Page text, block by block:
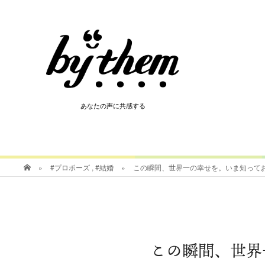
あなたの声に共感する
あなたの声に共感する
» #プロポーズ , #結婚 » この瞬間、世界一の幸せを。いま知っ
この瞬間、世